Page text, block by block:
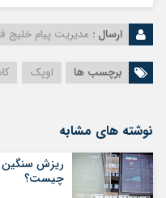
ارسال : مدیریت پیام خلیج
برچسب ها اوپک
نوشته های مشابه
ریزش
چیست؟